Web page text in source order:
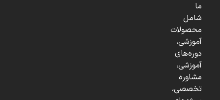
ما
شامل
محصولات
آموزشی،
دوره‌های
آموزشی،
مشاوره
تخصصی،